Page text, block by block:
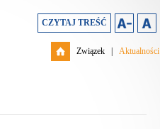
CZYTAJ TREŚĆ
Związek Aktualności